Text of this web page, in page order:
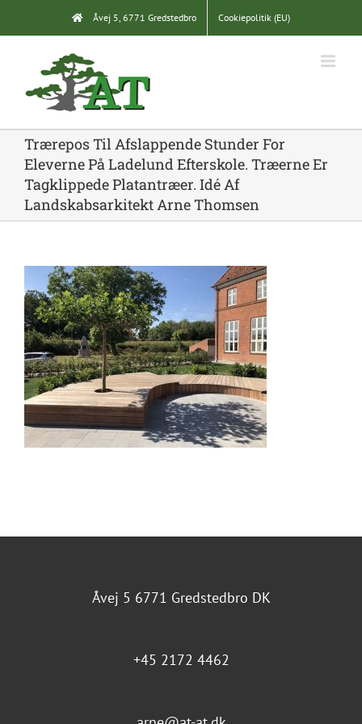
content
Åvej 5, 6771 Gredstedbro Cookiepolitik (EU)
Trærepos Til Afslappende Stunder For
Eleverne På Ladelund Efterskole. Træerne Er
Tagklippede Platantræer. Idé Af
Landskabsarkitekt Arne Thomsen
Åvej 5 6771 Gredstedbro DK
+45 2172 4462